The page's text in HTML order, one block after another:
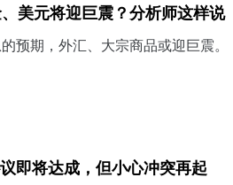
美元将迎巨震？分析师这样说
预期，外汇、大宗商品或迎巨震。
即将达成，但小心冲突再起